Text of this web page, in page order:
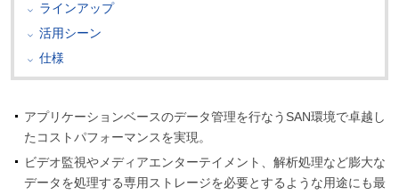
ラインアップ
活用シーン
仕様
アプリケーションベースのデータ管理を行なうSAN環境で卓越し
たコストパフォーマンスを実現。
ビデオ監視やメディアエンターテイメント、解析処理など膨大な
データを処理する専用ストレージを必要とするような用途にも最